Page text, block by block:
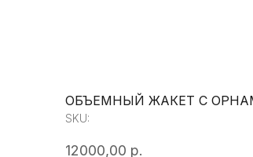
ОБЪЕМНЫЙ ЖАКЕТ С
SKU:
12000,00 р.